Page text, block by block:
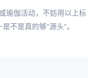
瑜伽活动，不妨用以上标
不是真的够“源头”。